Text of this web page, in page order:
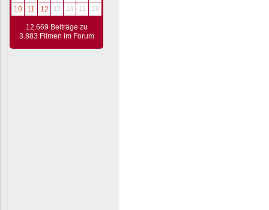
10
11 12 13 14 15 16
12.669 Beiträge zu
3.883 Filmen im Forum